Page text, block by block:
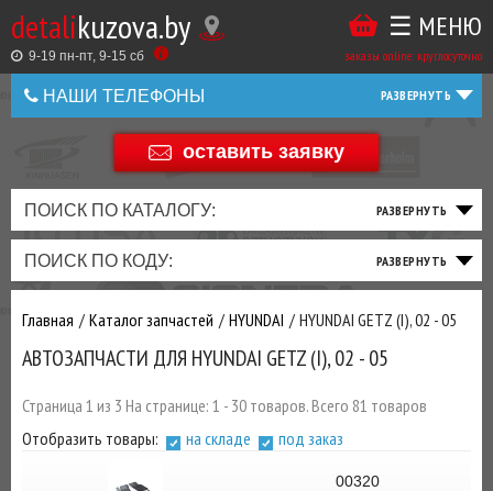
detalikuzova.by
9-19 пн-пт, 9-15 cб заказы online: круглосуточно
☰ МЕНЮ
НАШИ ТЕЛЕФОНЫ
+375 44 586 05 44
оставить заявку
ПОИСК ПО КАТАЛОГУ:
ПОИСК ПО КОДУ:
Главная Каталог запчастей HYUNDAI HYUNDAI GETZ (I), 02 - 05
АВТОЗАПЧАСТИ ДЛЯ HYUNDAI GETZ (I), 02 - 05
Страница 1 из 3 На странице: 1 - 30 товаров. Всего 81 товаров
Отобразить товары:
на складе под заказ
00320
Купить
в
1
Беларусь
+375
+375
ТАКЖЕ
ВЫ
МОЖЕТЕ
У
ЗАКАЗАТЬ
ТО
ФИЛЬТРА
ТОРМОЗНАЯ
СИСТЕМА
ПОДВЕСКА
РУЛЕВОЕ
ТРАНСМИССИЯ
ПРИВОД
ДВИГАТЕЛЬ
ВЫХЛОП
ЭЛЕКТРИКА
ОСВЕЩЕНИЕ
РАСХОДНИКИ,
ЗАПЧАСТИ К
ЗАКАЗУ ЧЕРЕЗ